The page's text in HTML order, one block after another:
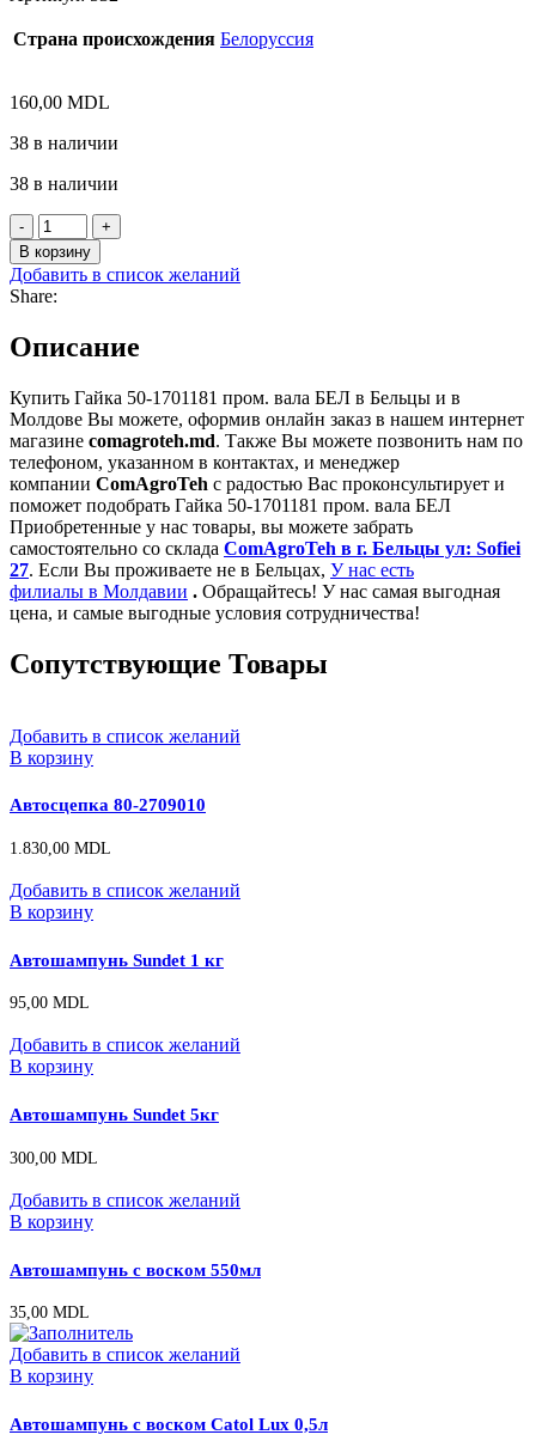
Страна происхождения Белоруссия
160,00 MDL
38 в наличии
38 в наличии
Количество
товара
Гайка
50-
1701181
вала
В корзину
Добавить в список желаний
Share:
Описание
Купить Гайка 50-1701181 пром. вала БЕЛ в Бельцы и в
Молдове Вы можете, оформив онлайн заказ в нашем интернет
магазине comagroteh.md. Также Вы можете позвонить нам по
телефоном, указанном в контактах, и менеджер
компании ComAgroTeh с радостью Вас проконсультирует и
поможет подобрать Гайка 50-1701181 пром. вала БЕЛ
Приобретенные у нас товары, вы можете забрать
самостоятельно со склада ComAgroTeh в г. Бельцы ул: Sofiei
27. Если Вы проживаете не в Бельцах, У нас есть
филиалы в Молдавии . Обращайтесь! У нас самая выгодная
цена, и самые выгодные условия сотрудничества!
Сопутствующие Товары
Добавить в список желаний
В корзину
Автосцепка 80-2709010
1.830,00 MDL
Добавить в список желаний
В корзину
Автошампунь Sundet 1 кг
95,00 MDL
Добавить в список желаний
В корзину
Автошампунь Sundet 5кг
300,00 MDL
Добавить в список желаний
В корзину
Автошампунь с воском 550мл
35,00 MDL
Добавить в список желаний
В корзину
Автошампунь с воском Catol Lux 0,5л